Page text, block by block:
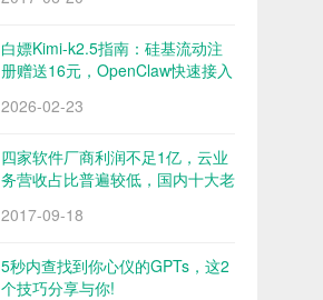
白嫖Kimi-k2.5指南：硅基流动注
册赠送16元，OpenClaw快速接入
2026-02-23
四家软件厂商利润不足1亿，云业
务营收占比普遍较低，国内十大老
2017-09-18
5秒内查找到你心仪的GPTs，这2
个技巧分享与你!